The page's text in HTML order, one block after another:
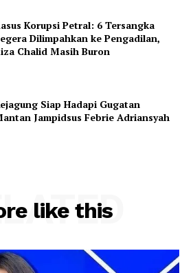
Korupsi Petral: 6 Tersangka
Dilimpahkan ke Pengadilan,
Chalid Masih Buron
Siap Hadapi Gugatan
Jampidsus Febrie Adriansyah
like this